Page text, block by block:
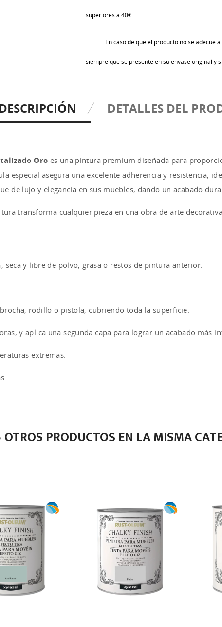
superiores a 40€
En caso de que el producto no se adecue
siempre que se presente en su envase original y
DESCRIPCIÓN DETALLES DEL
Oro es una pintura premium diseñada para
especial asegura una excelente adherencia y resistencia,
de lujo y elegancia en sus muebles, dando un acabado
transforma cualquier pieza en una obra de arte
seca y libre de polvo, grasa o restos de pintura anterior.
rodillo o pistola, cubriendo toda la superficie.
y aplica una segunda capa para lograr un acabado más
extremas.
OTROS PRODUCTOS EN LA MISMA